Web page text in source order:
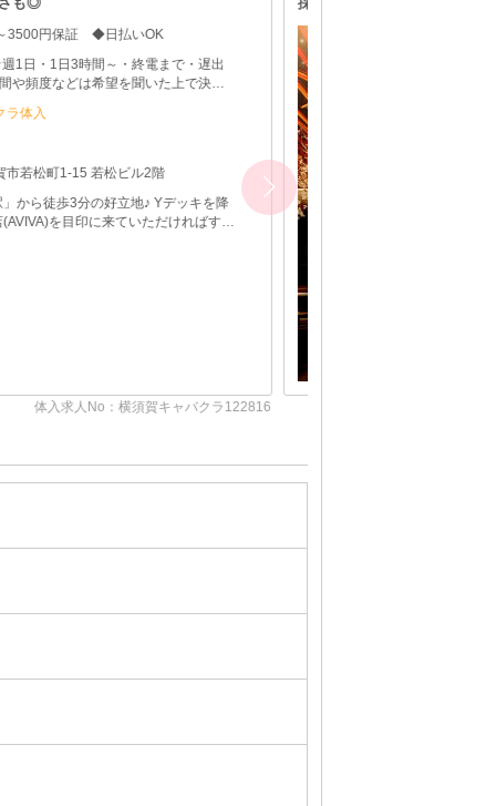
円～3500円保証 ◆日払いOK
電まで・遅出
◆時間や頻度などは希望を聞いた上で決め
バクラ体入
横須賀市若松町1-15 若松ビル2階
央駅」から徒歩3分の好立地♪ Yデッキを降
コ店(AVIVA)を目印に来ていただければすぐ
体入求人No：横須賀キャバクラ122816